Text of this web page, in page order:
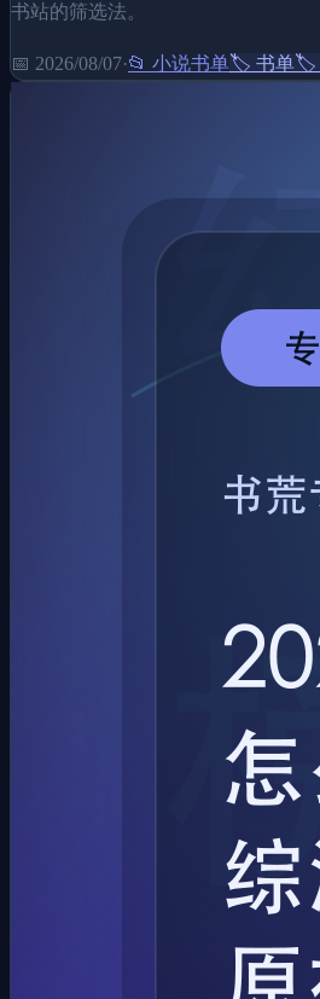
书站的筛选法。
📅 2026/08/07·📂 小说书单🏷️ 书单🏷️